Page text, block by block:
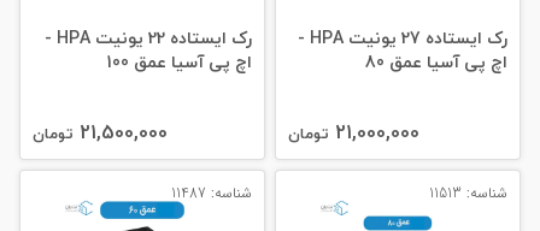
رک ایستاده 27 یونیت HPA -
اچ پی آسیا عمق 80
21,000,000 تومان
رک ایستاده 22 یونیت HPA -
اچ پی آسیا عمق 100
21,500,000 تومان
شناسه: 11513 شناسه: 11487